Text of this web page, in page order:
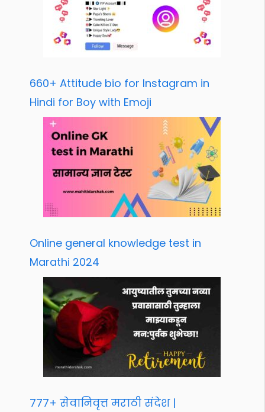
660+ Attitude bio for Instagram in
Hindi for Boy with Emoji
Online general knowledge test in
Marathi 2024
777+ सेवानिवृत्त मराठी संदेश |